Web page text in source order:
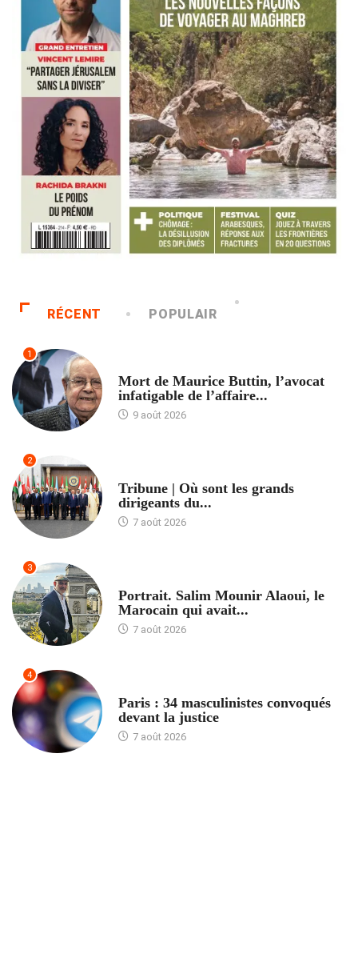
RÉCENT POPULAIR
1
Mort de Maurice Buttin, l’avocat
infatigable de l’affaire...
9 août 2026
2
Tribune | Où sont les grands
dirigeants du...
7 août 2026
3
Portrait. Salim Mounir Alaoui, le
Marocain qui avait...
7 août 2026
4
Paris : 34 masculinistes convoqués
devant la justice
7 août 2026